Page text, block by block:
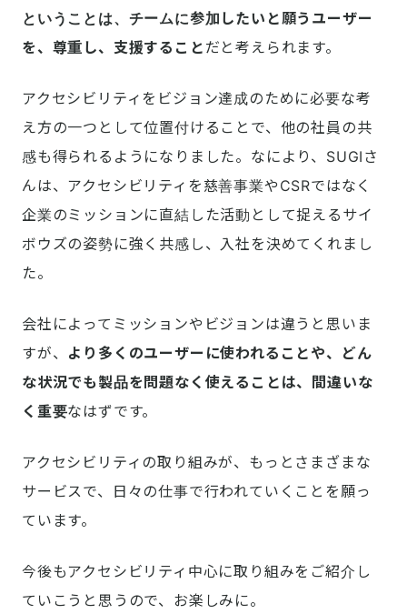
ということは、チームに参加したいと願うユーザー
を、尊重し、支援すること だと考えられます。
アクセシビリティをビジョン達成のために必要な考
え方の一つとして位置付けることで、他の社員の共
感も得られるようになりました。なにより、SUGIさ
んは、アクセシビリティを慈善事業やCSRではなく
企業のミッションに直結した活動として捉えるサイ
ボウズの姿勢に強く共感し、入社を決めてくれまし
た。
会社によってミッションやビジョンは違うと思いま
すが、 より多くのユーザーに使われることや、どん
な状況でも製品を問題なく使えることは、間違いな
く重要なはずです。
アクセシビリティの取り組みが、もっとさまざまな
サービスで、日々の仕事で行われていくことを願っ
ています。
今後もアクセシビリティ中心に取り組みをご紹介し
ていこうと思うので、お楽しみに。